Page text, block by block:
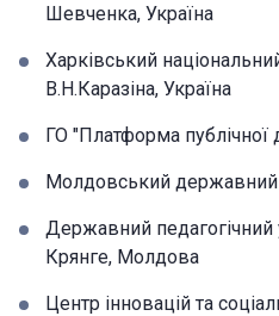
Шевченка, Україна
Харківський
В.Н.Каразіна, Україна
ГО "Платформа публічної
Молдовський державний
Державний педагогічний
Крянге, Молдова
Центр інновацій та